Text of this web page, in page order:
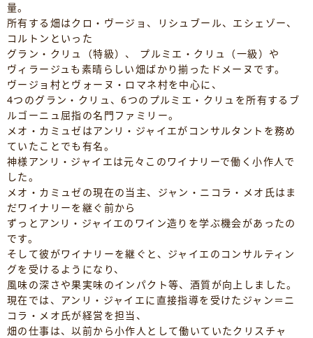
量。
所有する畑はクロ・ヴージョ、リシュブール、エシェゾー、
コルトンといった
グラン・クリュ（特級）、 プルミエ・クリュ（一級）や
ヴィラージュも素晴らしい畑ばかり揃ったドメーヌです。
ヴージョ村とヴォーヌ・ロマネ村を中心に、
4つのグラン・クリュ、6つのプルミエ・クリュを所有するブ
ルゴーニュ屈指の名門ファミリー。
メオ・カミュゼはアンリ・ジャイエがコンサルタントを務め
ていたことでも有名。
神様アンリ・ジャイエは元々このワイナリーで働く小作人で
した。
メオ・カミュゼの現在の当主、ジャン・ニコラ・メオ氏はま
だワイナリーを継ぐ前から
ずっとアンリ・ジャイエのワイン造りを学ぶ機会があったの
です。
そして彼がワイナリーを継ぐと、ジャイエのコンサルティン
グを受けるようになり、
風味の深さや果実味のインパクト等、酒質が向上しました。
現在では、アンリ・ジャイエに直接指導を受けたジャン＝ニ
コラ・メオ氏が経営を担当、
畑の仕事は、以前から小作人として働いていたクリスチャ